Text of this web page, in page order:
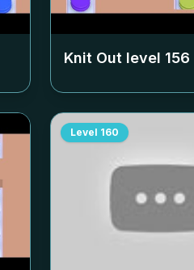
Knit Out level 156
Level 160